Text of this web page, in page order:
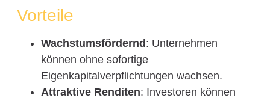
Vorteile
Wachstumsfördernd: Unternehmen
können ohne sofortige
Eigenkapitalverpflichtungen wachsen.
Attraktive Renditen: Investoren können